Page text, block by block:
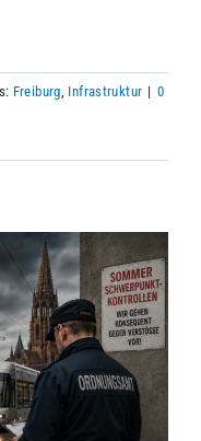
Freiburg, Infrastruktur | 0